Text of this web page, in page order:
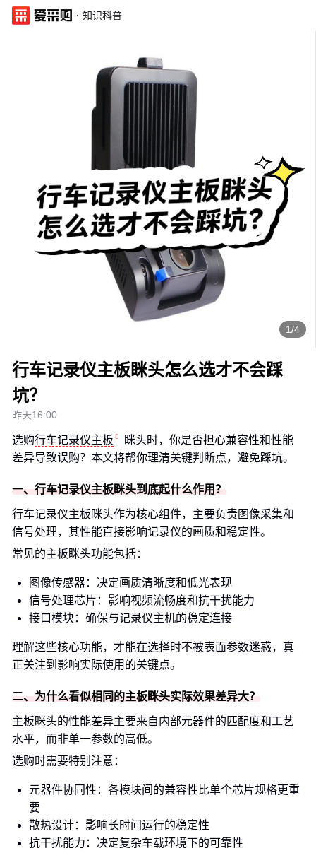
· 知识科普
1/4
行车记录仪主板眯头怎么选才不会踩
坑？
昨天16:00
选购行车记录仪主板
眯头时，你是否担心兼容性和性能
差异导致误购？本文将帮你理清关键判断点，避免踩坑。
一、行车记录仪主板眯头到底起什么作用？
行车记录仪主板眯头作为核心组件，主要负责图像采集和
信号处理，其性能直接影响记录仪的画质和稳定性。
常见的主板眯头功能包括：
图像传感器：决定画质清晰度和低光表现
信号处理芯片：影响视频流畅度和抗干扰能力
接口模块：确保与记录仪主机的稳定连接
理解这些核心功能，才能在选择时不被表面参数迷惑，真
正关注到影响实际使用的关键点。
二、为什么看似相同的主板眯头实际效果差异大？
主板眯头的性能差异主要来自内部元器件的匹配度和工艺
水平，而非单一参数的高低。
选购时需要特别注意：
元器件协同性：各模块间的兼容性比单个芯片规格更重
要
散热设计：影响长时间运行的稳定性
抗干扰能力：决定复杂车载环境下的可靠性